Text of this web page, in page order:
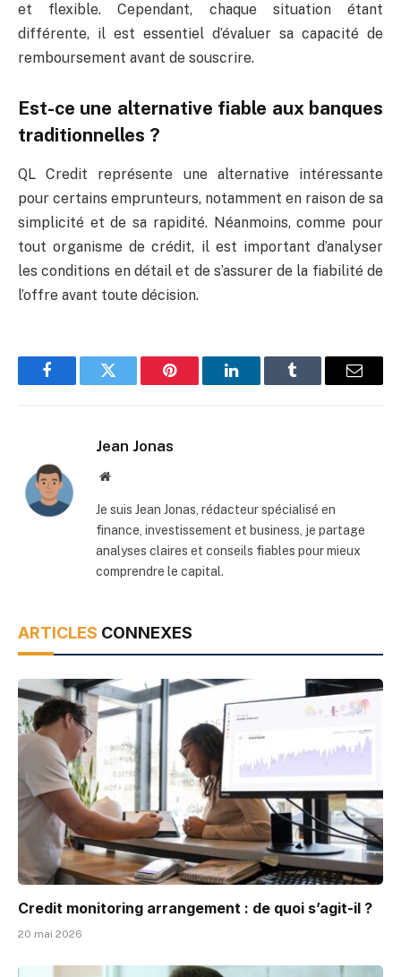
et flexible. Cependant, chaque situation étant
différente, il est essentiel d’évaluer sa capacité de
remboursement avant de souscrire.
Est-ce une alternative fiable aux banques
traditionnelles ?
QL Credit représente une alternative intéressante
pour certains emprunteurs, notamment en raison de sa
simplicité et de sa rapidité. Néanmoins, comme pour
tout organisme de crédit, il est important d’analyser
les conditions en détail et de s’assurer de la fiabilité de
l’offre avant toute décision.
FacebookTwitter Pinterest LinkedInTumblr Email
Jean Jonas
Site
Je suis Jean Jonas, rédacteur spécialisé en
finance, investissement et business, je partage
analyses claires et conseils fiables pour mieux
comprendre le capital.
ARTICLES CONNEXES
Credit monitoring arrangement : de quoi s’agit-il ?
20 mai 2026